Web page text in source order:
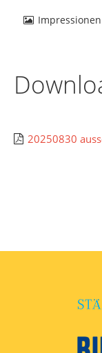
Impressionen
20250830